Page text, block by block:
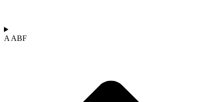
A ABF